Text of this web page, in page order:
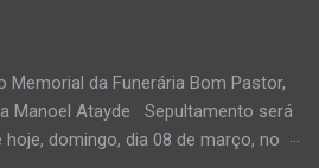
estudante que se afogou em
em Mato Verde nesta terça-feira, dia
de 2026. Adolescente não resistiu e
Memorial da Funerária Bom Pastor,
Manoel Atayde Sepultamento será
hoje, domingo, dia 08 de março, no